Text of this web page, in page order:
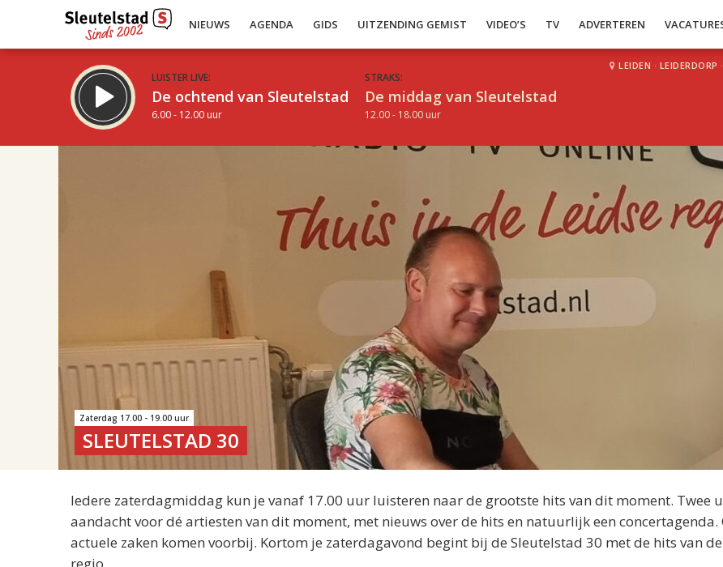
NIEUWS AGENDA GIDS UITZENDING GEMIST VIDEO’S TV ADVERTEREN
LUISTER LIVE:
De ochtend van Sleutelstad
6.00 - 12.00 uur
STRAKS:
De middag van Sleutelstad
12.00 - 18.00 uur
LEIDEN · LEIDERDORP ·
Zaterdag 17.00 - 19.00 uur
SLEUTELSTAD 30
Iedere zaterdagmiddag kun je vanaf 17.00 uur luisteren naar de grootste hits van dit moment. Twee
aandacht voor dé artiesten van dit moment, met nieuws over de hits en natuurlijk een concertagenda.
actuele zaken komen voorbij. Kortom je zaterdagavond begint bij de Sleutelstad 30 met de hits van